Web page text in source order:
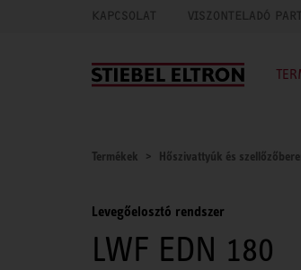
KAPCSOLAT VISZONTELADÓ
Termékek Hőszivattyúk és
Levegőelosztó rendszer
LWF EDN 180